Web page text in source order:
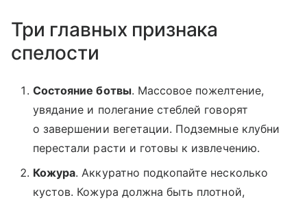
Три главных признака
спелости
Состояние ботвы. Массовое пожелтение,
увядание и полегание стеблей говорят
о завершении вегетации. Подземные клубни
перестали расти и готовы к извлечению.
Кожура. Аккуратно подкопайте несколько
кустов. Кожура должна быть плотной,